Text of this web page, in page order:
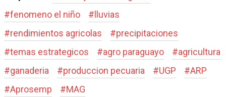
#fenomeno el niño # lluvias
#rendimientos agricolas #precipitaciones
#temas estrategicos #agro paraguayo #agricultura
#ganaderia #produccion pecuaria #UGP #ARP
#Aprosemp #MAG